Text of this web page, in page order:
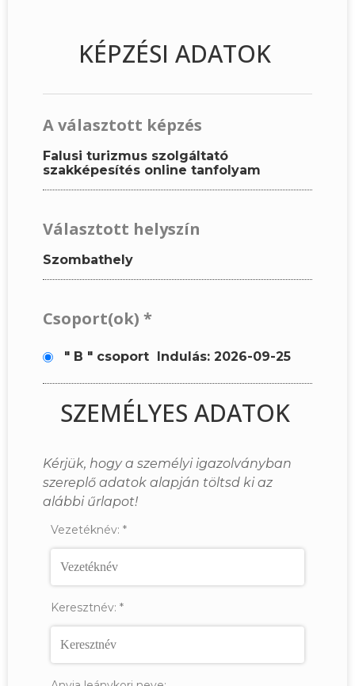
KÉPZÉSI ADATOK
A választott képzés
Falusi turizmus szolgáltató
szakképesítés online tanfolyam
Választott helyszín
Szombathely
Csoport(ok) *
" B " csoport Indulás: 2026-09-25
SZEMÉLYES ADATOK
Kérjük, hogy a személyi igazolványban
szereplő adatok alapján töltsd ki az
alábbi űrlapot!
Vezetéknév: *
Keresztnév: *